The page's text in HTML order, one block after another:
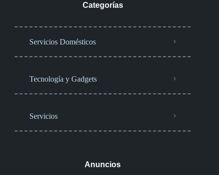
Categorías
Servicios Domésticos
Tecnología y Gadgets
Servicios
Anuncios